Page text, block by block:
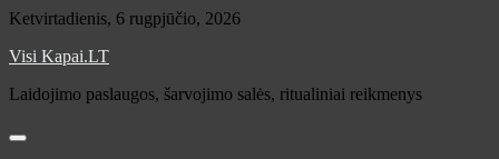
Skip
content
Ketvirtadienis, 6 rugpjūčio, 2026
Visi Kapai.LT
Laidojimo paslaugos, šarvojimo salės, ritualiniai reikmenys